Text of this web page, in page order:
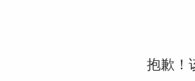
抱歉！